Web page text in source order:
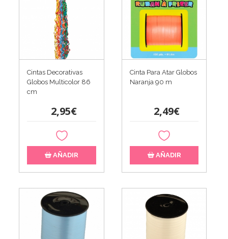
Cintas Decorativas
Globos Multicolor 86
cm
2,95€
AÑADIR
Cinta Para Atar Globos
Naranja 90 m
2,49€
AÑADIR